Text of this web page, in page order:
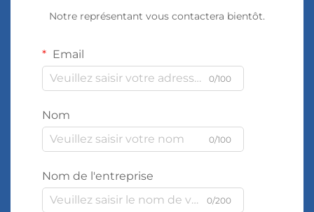
Notre représentant vous contactera bientôt.
Email
0/100
Nom
0/100
Nom de l'entreprise
0/200